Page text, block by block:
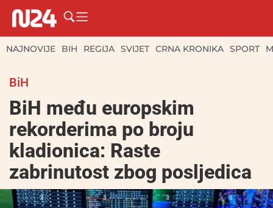
NAJNOVIJE BIH REGIJA SVIJET CRNA KRONIKA SPORT
BiH
BiH među europskim
rekorderima po broju
kladionica: Raste
zabrinutost zbog posljedica